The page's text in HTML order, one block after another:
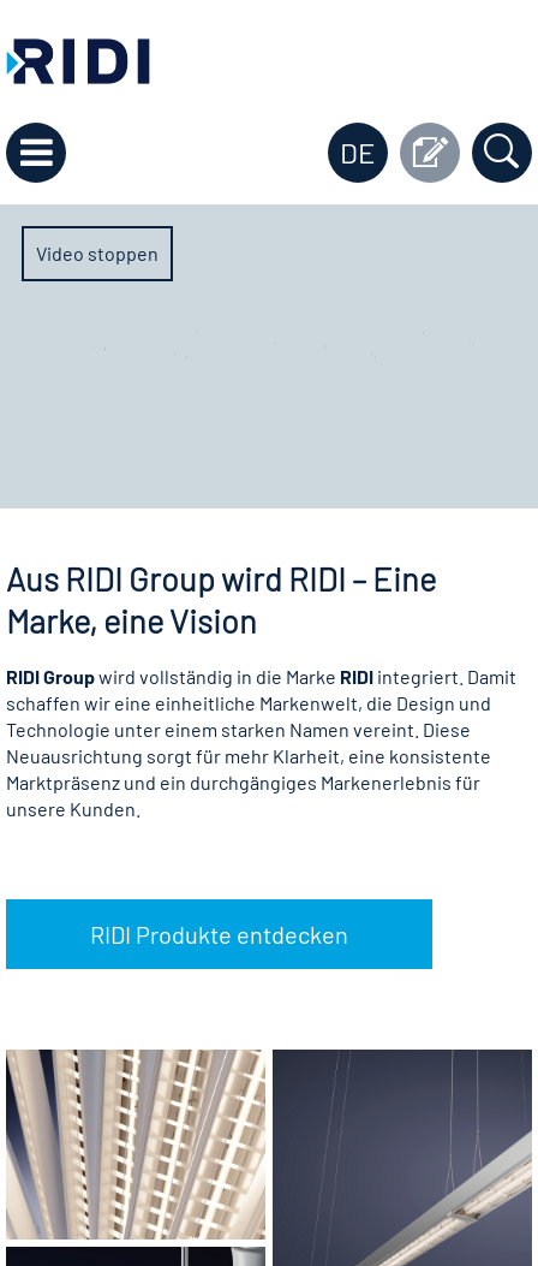
DE
Video stoppen
Aus RIDI Group wird RIDI – Eine
Marke, eine Vision
RIDI Groupwird vollständig in die Marke RIDI integriert. Damit
schaffen wir eine einheitliche Markenwelt, die Design und
Technologie unter einem starken Namen vereint. Diese
Neuausrichtung sorgt für mehr Klarheit, eine konsistente
Marktpräsenz und ein durchgängiges Markenerlebnis für
unsere Kunden.
RIDI Produkte entdecken